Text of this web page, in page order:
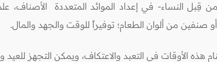
النساء- في إعداد الموائد المتعددة الأصناف،
من ألوان الطعام؛ توفيراً للوقت والجهد والمال.